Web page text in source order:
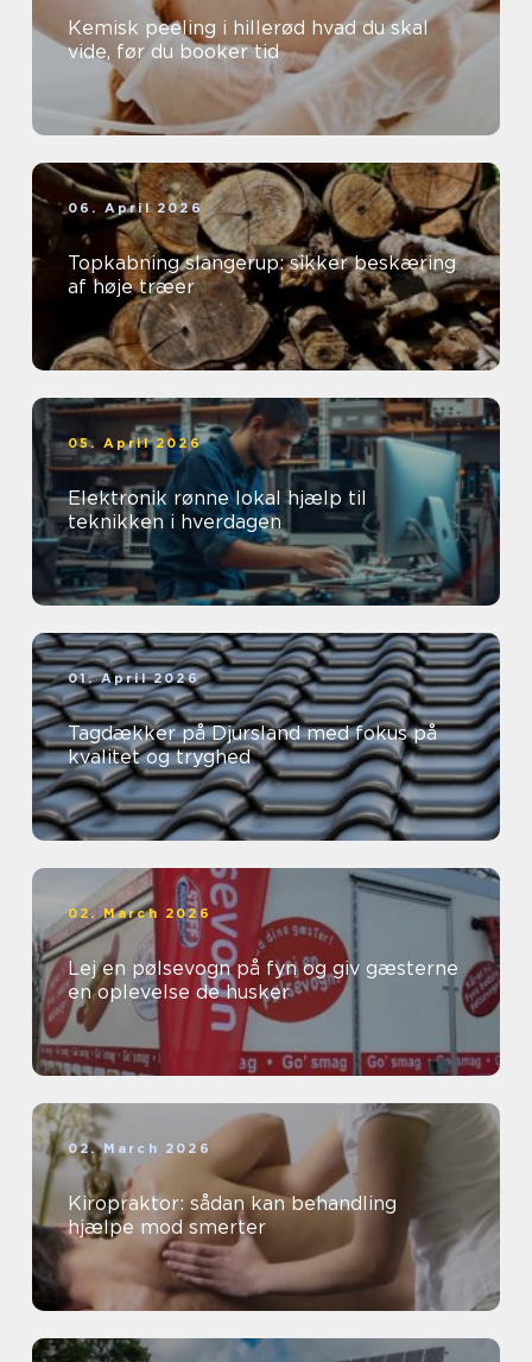
Kemisk peeling i hillerød hvad du skal
vide, før du booker tid
06. April 2026
Topkabning slangerup: sikker beskæring
af høje træer
05. April 2026
Elektronik rønne lokal hjælp til
teknikken i hverdagen
01. April 2026
Tagdækker på Djursland med fokus på
kvalitet og tryghed
02. March 2026
Lej en pølsevogn på fyn og giv gæsterne
en oplevelse de husker
02. March 2026
Kiropraktor: sådan kan behandling
hjælpe mod smerter